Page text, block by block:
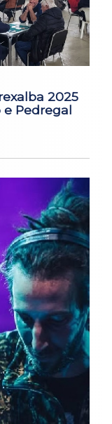
2025
Pedregal